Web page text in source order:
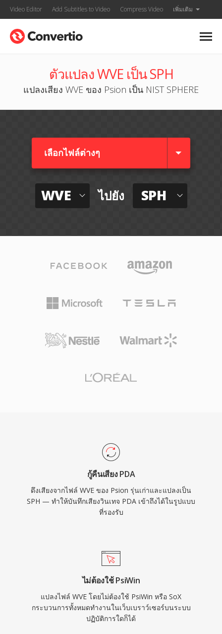
Video Editor Add Subtitles to Video Compress Video เพิ่มเติม
ตัวแปลง WVE เป็น SPH
แปลงเสียง WVE ของ Psion เป็น NIST SPHERE
เลือกไฟล์ต่างๆ​
WVE ไปยัง SPH
กู้คืนเสียง PDA
ดึงเสียงจากไฟล์ WVE ของ Psion รุ่นเก่าและแปลงเป็น
SPH — ทำให้บันทึกเสียงวินเทจ PDA เข้าถึงได้ในรูปแบบ
ที่รองรับ
ไม่ต้องใช้ PsiWin
แปลงไฟล์ WVE โดยไม่ต้องใช้ PsiWin หรือ SoX
กระบวนการทั้งหมดทำงานในเว็บเบราว์เซอร์บนระบบ
ปฏิบัติการใดก็ได้